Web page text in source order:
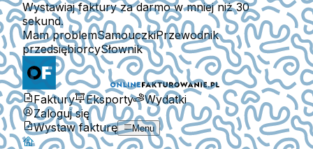
Wystawiaj faktury za darmo w mniej niż 30
sekund.
Mam problemSamouczkiPrzewodnik
przedsiębiorcySłownik
Faktury Eksporty
Wydatki
Zaloguj się
Wystaw fakturę
Menu